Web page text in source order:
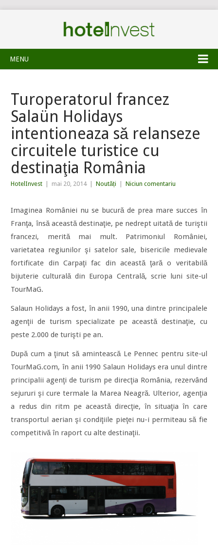
MENU
Turoperatorul francez
Salaün Holidays
intentioneaza să relanseze
circuitele turistice cu
destinaţia România
HotelInvest mai 20, 2014 Noutăți Niciun comentariu
Imaginea României nu se bucură de prea mare succes în
Franţa, însă această destinaţie, pe nedrept uitată de turiştii
francezi, merită mai mult. Patrimoniul României,
varietatea regiunilor şi satelor sale, bisericile medievale
fortificate din Carpaţi fac din această ţară o veritabilă
bijuterie culturală din Europa Centrală, scrie luni site-ul
TourMaG.
Salaun Holidays a fost, în anii 1990, una dintre principalele
agenţii de turism specializate pe această destinaţie, cu
peste 2.000 de turişti pe an.
După cum a ţinut să amintească Le Pennec pentru site-ul
TourMaG.com, în anii 1990 Salaun Holidays era unul dintre
principalii agenţi de turism pe direcţia România, rezervând
sejururi şi cure termale la Marea Neagră. Ulterior, agenţia
a redus din ritm pe această direcţie, în situaţia în care
transportul aerian şi condiţiile pieţei nu-i permiteau să fie
competitivă în raport cu alte destinaţii.